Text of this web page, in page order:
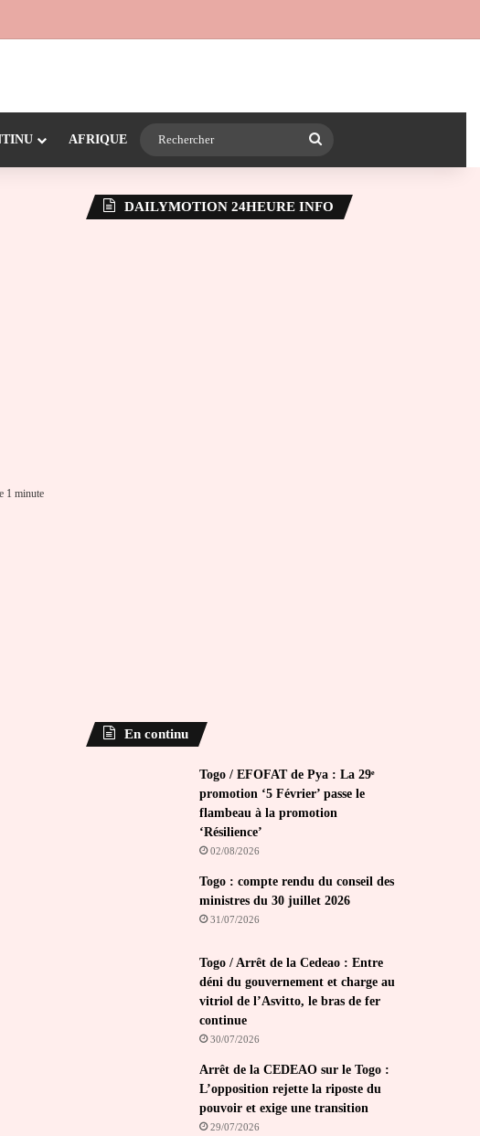
la chaîne 24heureinfo sur WhatsApp
(barre latérale)
AFRIQUE
1 minute
DAILYMOTION 24HEURE INFO
En continu
Togo / EFOFAT de Pya : La 29ᵉ
promotion ‘5 Février’ passe le
flambeau à la promotion
‘Résilience’
02/08/2026
Togo : compte rendu du conseil des
ministres du 30 juillet 2026
31/07/2026
Togo / Arrêt de la Cedeao : Entre
déni du gouvernement et charge au
vitriol de l’Asvitto, le bras de fer
continue
30/07/2026
Arrêt de la CEDEAO sur le Togo :
L’opposition rejette la riposte du
pouvoir et exige une transition
29/07/2026